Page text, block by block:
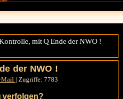
mit Q Ende der NWO !
der NWO !
Mail | Zugriffe: 7783
verfolgen?